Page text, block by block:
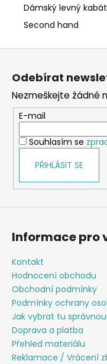
Dámský levný
Second hand
Z
Odebírat
Nezmeškejte žádné
E-mail
Souhlasím se
PŘIHLÁSIT SE
Informace pro
Kontakt
Hodnocení obchodu
Obchodní podmínky
Podmínky ochrany
Jak vybrat tu
Doprava a platba
Přehled materiálu
Reklamace / Vrácení